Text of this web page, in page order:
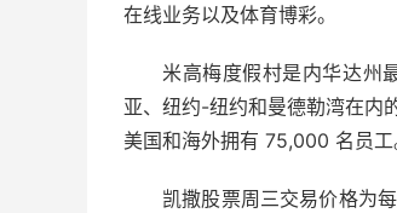
在线业务以及体育博彩。
米高梅度假村是内华达州
亚、纽约-纽约和曼德勒湾在内
美国和海外拥有 75,000 名员工
凯撒股票周三交易价格为